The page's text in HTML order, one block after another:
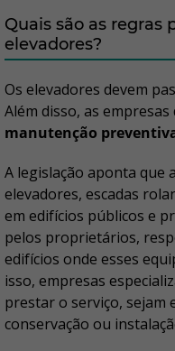
Quais são as regras
elevadores?
Os elevadores devem
Além disso, as
manutenção
A legislação aponta que
elevadores, escadas
em edifícios públicos e
pelos proprietários,
edifícios onde esses
isso, empresas
prestar o serviço, sejam
conservação ou